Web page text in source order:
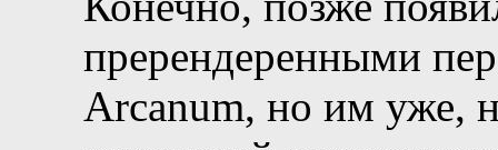
пререндеренными
Arcanum, но им уже,